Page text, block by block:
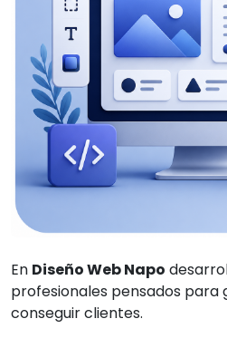
En Diseño Web Napo
profesionales pensados para
conseguir clientes.